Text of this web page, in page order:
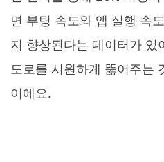
면 부팅 속도와 앱 실행 속
지 향상된다는 데이터가 있
도로를 시원하게 뚫어주는
이에요.